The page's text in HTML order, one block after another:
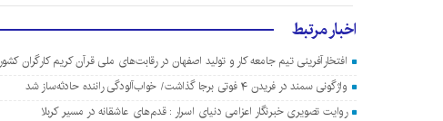
اخبار مرتبط
افتخارآفرینی تیم جامعه کار و تولید اصفهان در رقابت‌های ملی قرآن کریم کارگران کشور
واژگونی سمند در فریدن ۴ فوتی برجا گذاشت/ خواب‌آلودگی راننده حادثه‌ساز شد
روایت تصویری خبرنگار اعزامی دنیای اسرار : قدم‌های عاشقانه در مسیر کربلا